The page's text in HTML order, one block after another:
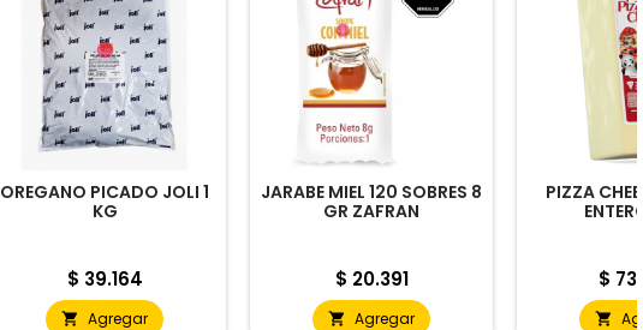
OREGANO PICADO JOLI 1
KG
Precio
$ 39.164
 Agregar
JARABE MIEL 120 SOBRES 8
GR ZAFRAN
Precio
$ 20.391
 Agregar
PIZZA
$
